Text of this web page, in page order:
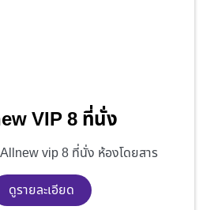
VIP 8 ที่นั่ง
vip 8 ที่นั่ง ห้องโดยสาร
ดูรายละเอียด